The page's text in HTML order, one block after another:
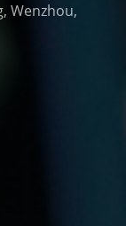
Wenzhou,